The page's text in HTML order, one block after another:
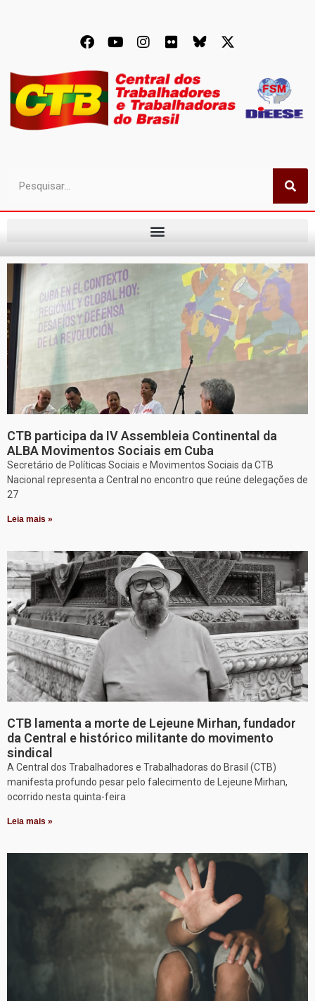
CTB participa da IV Assembleia Continental da
ALBA Movimentos Sociais em Cuba
Secretário de Políticas Sociais e Movimentos Sociais da CTB
Nacional representa a Central no encontro que reúne delegações de
27
Leia mais »
CTB lamenta a morte de Lejeune Mirhan, fundador
da Central e histórico militante do movimento
sindical
A Central dos Trabalhadores e Trabalhadoras do Brasil (CTB)
manifesta profundo pesar pelo falecimento de Lejeune Mirhan,
ocorrido nesta quinta-feira
Leia mais »